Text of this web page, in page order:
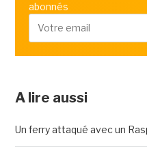
abonnés
A lire aussi
Un ferry attaqué avec un